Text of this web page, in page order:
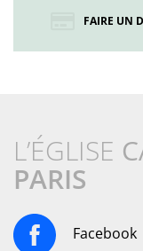
FAIRE UN
L’ÉGLISE
PARIS
Facebook